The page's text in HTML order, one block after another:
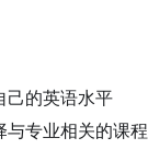
己的英语水平
与专业相关的课程